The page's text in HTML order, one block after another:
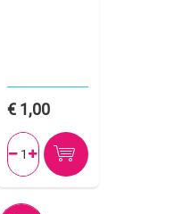
1,00
 